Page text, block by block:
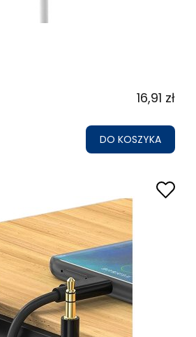
16,91 zł
DO KOSZYKA